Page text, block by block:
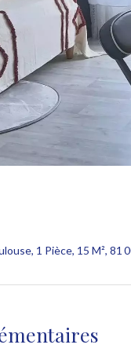
1 Pièce, 15 M², 81